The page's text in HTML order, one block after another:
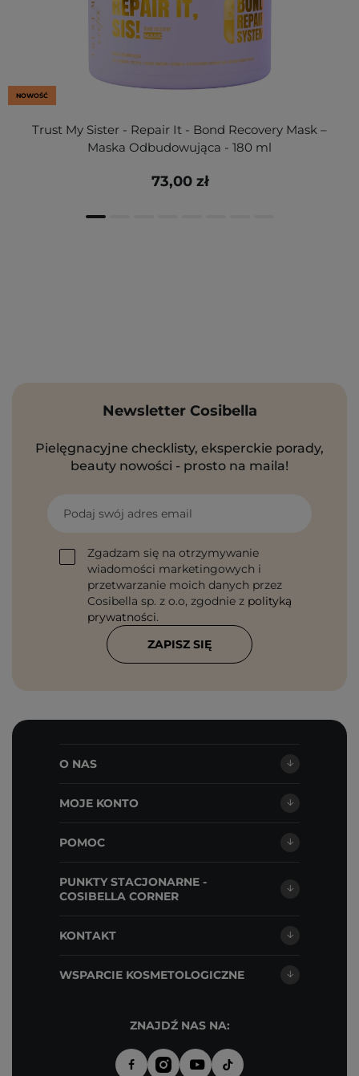
NOWOŚĆ
Trust My Sister - Repair It - Bond Recovery Mask –
Maska Odbudowująca - 180 ml
73,00 zł
Newsletter Cosibella
Pielęgnacyjne checklisty, eksperckie porady,
beauty nowości - prosto na maila!
Podaj swój adres email
Zgadzam się na otrzymywanie
wiadomości marketingowych i
przetwarzanie moich danych przez
Cosibella sp. z o.o, zgodnie z polityką
prywatności.
ZAPISZ SIĘ
O NAS
MOJE KONTO
POMOC
PUNKTY STACJONARNE -
COSIBELLA CORNER
KONTAKT
WSPARCIE KOSMETOLOGICZNE
ZNAJDŹ NAS NA: